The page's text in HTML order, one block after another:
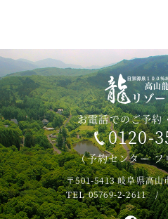
お電話でのご予約
0120-
（予約センター
〒501-5413岐阜県高山
TEL 05769-2-2611 /